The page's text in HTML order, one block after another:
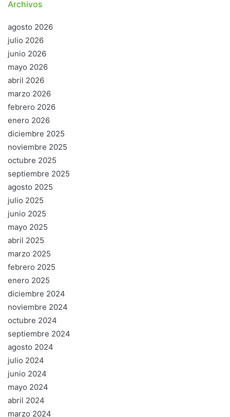
Archivos
agosto 2026
julio 2026
junio 2026
mayo 2026
abril 2026
marzo 2026
febrero 2026
enero 2026
diciembre 2025
noviembre 2025
octubre 2025
septiembre 2025
agosto 2025
julio 2025
junio 2025
mayo 2025
abril 2025
marzo 2025
febrero 2025
enero 2025
diciembre 2024
noviembre 2024
octubre 2024
septiembre 2024
agosto 2024
julio 2024
junio 2024
mayo 2024
abril 2024
marzo 2024